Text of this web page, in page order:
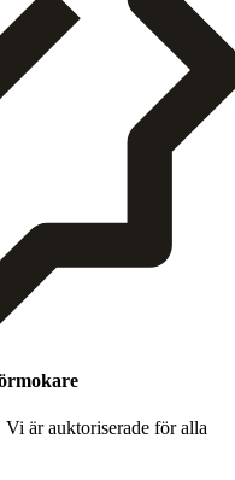
är auk­toris­er­ade för alla